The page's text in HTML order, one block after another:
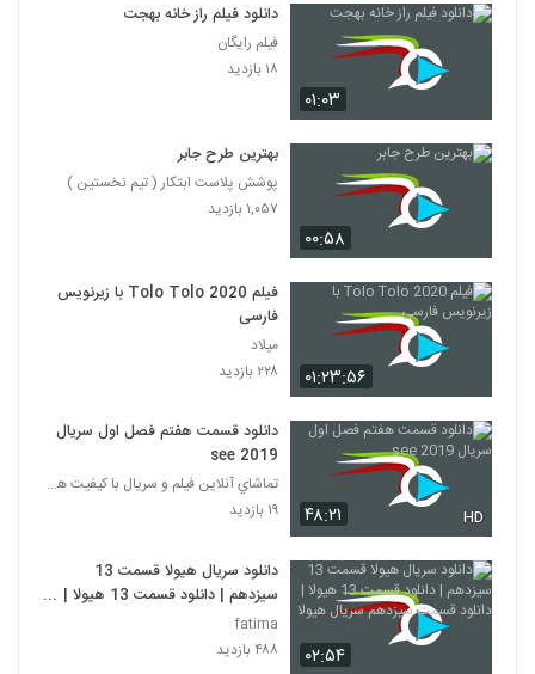
۰۱:۰۳
دانلود فیلم راز خانه بهجت
فیلم رایگان
۱۸ بازدید
۰۰:۵۸
بهترین طرح جابر
پوشش پلاست ابتکار ( تیم نخستین )
۱,۰۵۷ بازدید
۰۱:۲۳:۵۶
فیلم Tolo Tolo 2020 با زیرنویس
فارسی
میلاد
۲۲۸ بازدید
۴۸:۲۱ HD
دانلود قسمت هفتم فصل اول سریال
see 2019
تماشاي آنلاين فيلم و سريال با كيفيت هاي مختلف
۱۹ بازدید
۰۲:۵۴
دانلود سریال هیولا قسمت 13
سیزدهم | دانلود قسمت 13 هیولا |
دانلود قسمت سیزدهم سریال هیولا
fatima
۴۸۸ بازدید